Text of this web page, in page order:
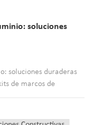
soluciones
soluciones duraderas
de marcos de
modernosEn el
de bricolaje, los kits
en un punto de infl...